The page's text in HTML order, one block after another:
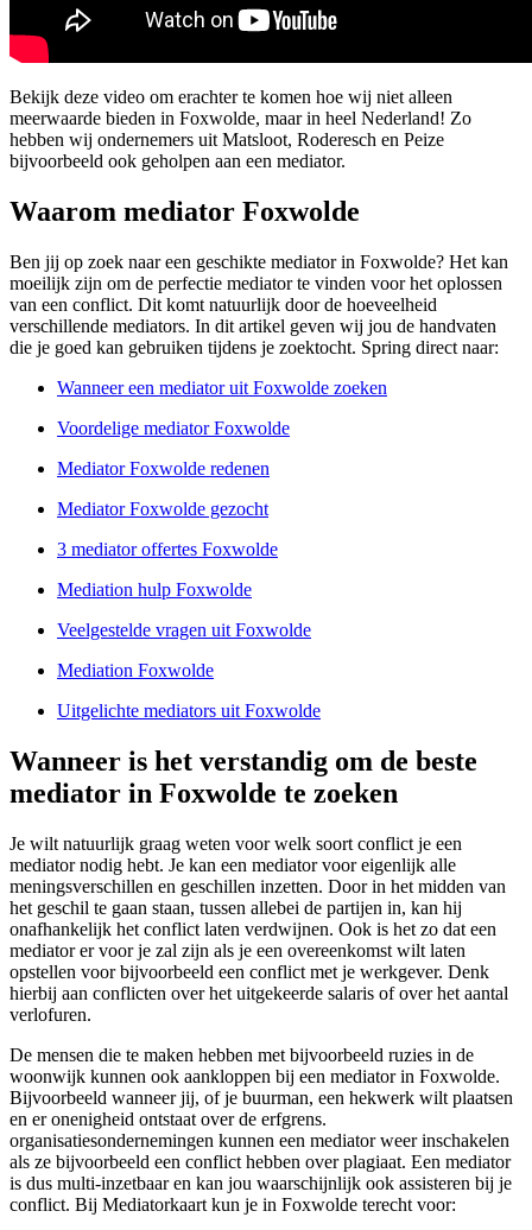
Bekijk deze video om erachter te komen hoe wij niet alleen
meerwaarde bieden in Foxwolde, maar in heel Nederland! Zo
hebben wij ondernemers uit Matsloot, Roderesch en Peize
bijvoorbeeld ook geholpen aan een mediator.
Waarom mediator Foxwolde
Ben jij op zoek naar een geschikte mediator in Foxwolde? Het kan
moeilijk zijn om de perfectie mediator te vinden voor het oplossen
van een conflict. Dit komt natuurlijk door de hoeveelheid
verschillende mediators. In dit artikel geven wij jou de handvaten
die je goed kan gebruiken tijdens je zoektocht. Spring direct naar:
Wanneer een mediator uit Foxwolde zoeken
Voordelige mediator Foxwolde
Mediator Foxwolde redenen
Mediator Foxwolde gezocht
3 mediator offertes Foxwolde
Mediation hulp Foxwolde
Veelgestelde vragen uit Foxwolde
Mediation Foxwolde
Uitgelichte mediators uit Foxwolde
Wanneer is het verstandig om de beste
mediator in Foxwolde te zoeken
Je wilt natuurlijk graag weten voor welk soort conflict je een
mediator nodig hebt. Je kan een mediator voor eigenlijk alle
meningsverschillen en geschillen inzetten. Door in het midden van
het geschil te gaan staan, tussen allebei de partijen in, kan hij
onafhankelijk het conflict laten verdwijnen. Ook is het zo dat een
mediator er voor je zal zijn als je een overeenkomst wilt laten
opstellen voor bijvoorbeeld een conflict met je werkgever. Denk
hierbij aan conflicten over het uitgekeerde salaris of over het aantal
verlofuren.
De mensen die te maken hebben met bijvoorbeeld ruzies in de
woonwijk kunnen ook aankloppen bij een mediator in Foxwolde.
Bijvoorbeeld wanneer jij, of je buurman, een hekwerk wilt plaatsen
en er onenigheid ontstaat over de erfgrens.
organisatiesondernemingen kunnen een mediator weer inschakelen
als ze bijvoorbeeld een conflict hebben over plagiaat. Een mediator
is dus multi-inzetbaar en kan jou waarschijnlijk ook assisteren bij je
conflict. Bij Mediatorkaart kun je in Foxwolde terecht voor: